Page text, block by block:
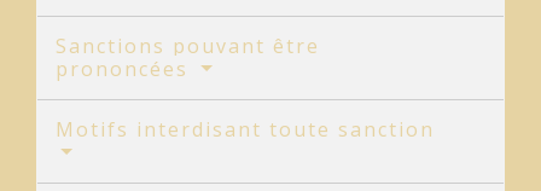
Sanctions pouvant être
prononcées
Motifs interdisant toute sanction